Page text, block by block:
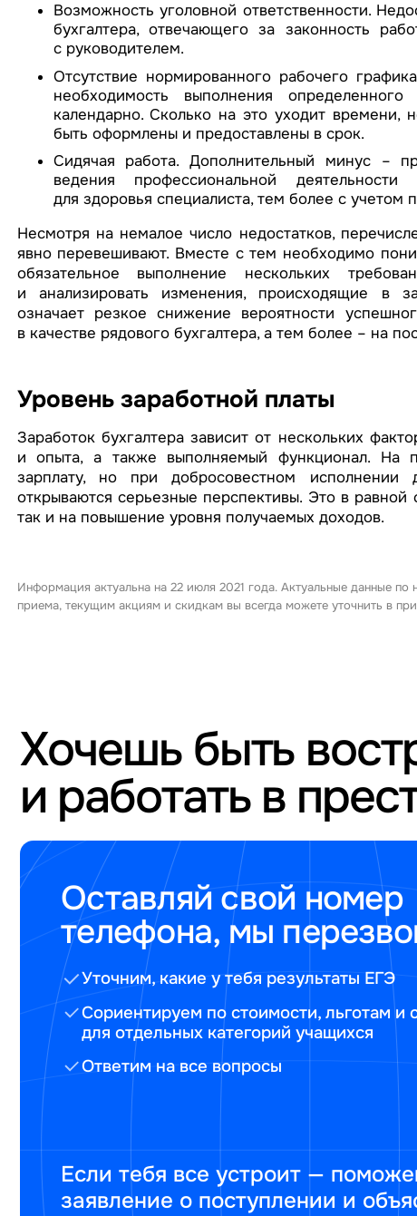
Возможность уголовной ответственности.
бухгалтера, отвечающего за законность
с руководителем.
Отсутствие нормированного рабочего
необходимость выполнения
календарно. Сколько на это уходит
быть оформлены и предоставлены в срок.
Сидячая работа. Дополнительный минус –
ведения профессиональной
для здоровья специалиста, тем более с учетом
Несмотря на немалое число недостатков,
явно перевешивают. Вместе с тем необходимо
обязательное выполнение нескольких
и анализировать изменения, происходящие в
означает резкое снижение вероятности
в качестве рядового бухгалтера, а тем более – на
Уровень заработной платы
Заработок бухгалтера зависит от нескольких
и опыта, а также выполняемый функционал. На
зарплату, но при добросовестном исполнении
открываются серьезные перспективы. Это в равной
так и на повышение уровня получаемых доходов.
Информация актуальна на 22 июля 2021 года. Актуальные данные
приема, текущим акциям и скидкам вы всегда можете уточнить в
Хочешь быть
и работать в
Оставляй свой номер
телефона, мы
Уточним, какие у тебя результаты ЕГЭ
Сориентируем по стоимости, льготам и
для отдельных категорий учащихся
Ответим на все вопросы
Если тебя все устроит —
заявление о поступлении и